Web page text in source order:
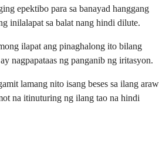
epektibo para sa banayad hanggang
inilalapat sa balat nang hindi dilute.
ilapat ang pinaghalong ito bilang
nagpapataas ng panganib ng iritasyon.
lamang nito isang beses sa ilang araw
na itinuturing ng ilang tao na hindi